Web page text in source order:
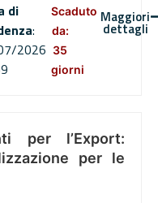
di
:
2026
Scaduto
da:
35
giorni
Maggiori
dettagli
per l’Export:
per le